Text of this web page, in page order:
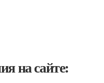
на сайте: